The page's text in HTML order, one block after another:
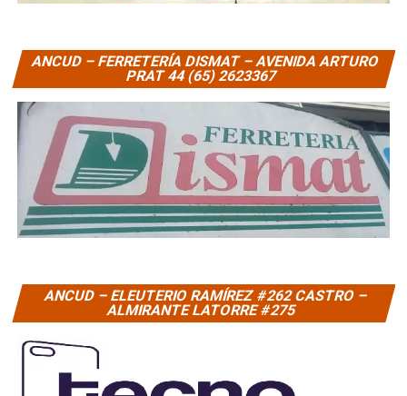
ANCUD – FERRETERÍA DISMAT – AVENIDA ARTURO
PRAT 44 (65) 2623367
ANCUD – ELEUTERIO RAMÍREZ #262 CASTRO –
ALMIRANTE LATORRE #275